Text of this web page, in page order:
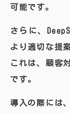
可能です。
さらに、
より適切な提
これは、顧客
です。
導入の際には